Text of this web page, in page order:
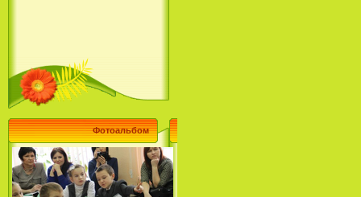
Фотоальбом